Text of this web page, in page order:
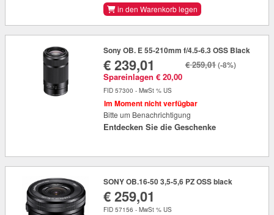
in den Warenkorb legen
Sony OB. E 55-210mm f/4.5-6.3 OSS Black
€ 239,01
Spareinlagen € 20,00
€ 259,01(-8%)
FID 57300 - MwSt % US
Im Moment nicht verfügbar
Bitte um Benachrichtigung
Entdecken Sie die Geschenke
SONY OB.16-50 3,5-5,6 PZ OSS black
€ 259,01
FID 57156 - MwSt % US